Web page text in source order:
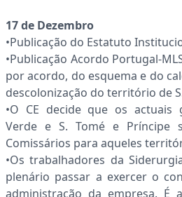
17 de Dezembro
•Publicação do Estatuto
•Publicação Acordo Portugal-
por acordo, do esquema e do
descolonização do território de
•O CE decide que os actuais
Verde e S. Tomé e Príncipe
Comissários para aqueles
•Os trabalhadores da
plenário passar a exercer o
administração da empresa. É